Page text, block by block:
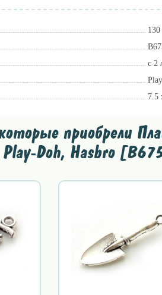
130
с 2
7.5
приобрели
Doh, Hasbro